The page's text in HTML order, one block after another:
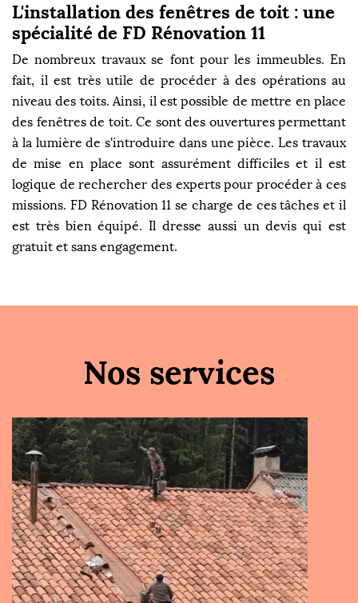
L'installation des fenêtres de toit : une
spécialité de FD Rénovation 11
De nombreux travaux se font pour les immeubles. En
fait, il est très utile de procéder à des opérations au
niveau des toits. Ainsi, il est possible de mettre en place
des fenêtres de toit. Ce sont des ouvertures permettant
à la lumière de s'introduire dans une pièce. Les travaux
de mise en place sont assurément difficiles et il est
logique de rechercher des experts pour procéder à ces
missions. FD Rénovation 11 se charge de ces tâches et il
est très bien équipé. Il dresse aussi un devis qui est
gratuit et sans engagement.
Nos services